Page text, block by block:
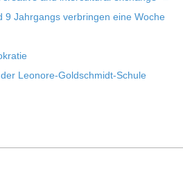
9 Jahr­gangs ver­brin­gen eine Woche
Leonore-Goldschmidt-Schule